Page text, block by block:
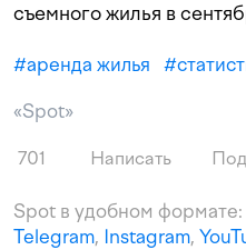
съемного жилья в
#аренда жилья #
«Spot»
701 Написать
Spot в удобном формате:
Telegram, Instagram,